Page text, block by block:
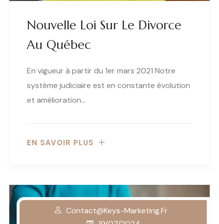
Nouvelle Loi Sur Le Divorce
Au Québec
En vigueur à partir du 1er mars 2021 Notre
système judiciaire est en constante évolution
et amélioration…
EN SAVOIR PLUS
Contact@keys-Marketing.fr